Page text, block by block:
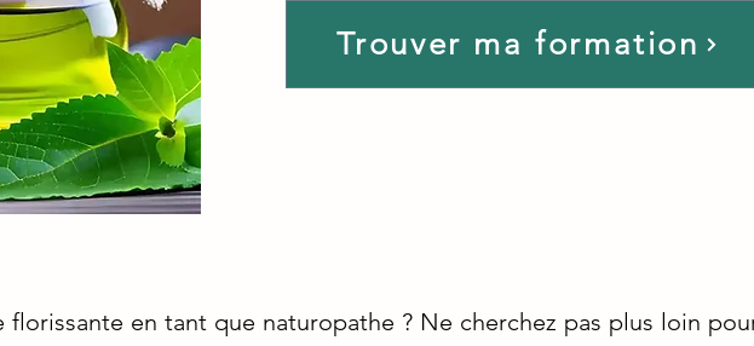
Trouver ma formation
florissante en tant que naturopathe ? Ne cherchez pas plus loin